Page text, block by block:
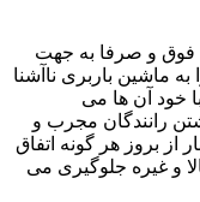
فوق و صرفا به جهت
ماشین باربری ناآشنا
خود آن ها می
رانندگان مجرب و
از بروز هر گونه اتفاق
و غیره جلوگیری می